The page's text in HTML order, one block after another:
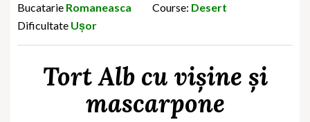
Bucatarie Romaneasca Course: Desert
Dificultate Ușor
Tort Alb cu vișine și
mascarpone